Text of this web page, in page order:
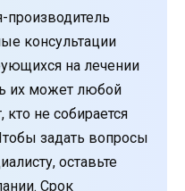
консультации
на лечении
их может любой
не собирается
задать вопросы
оставьте
Срок